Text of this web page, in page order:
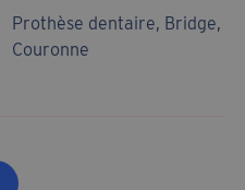
Prothèse dentaire, Bridge,
Couronne